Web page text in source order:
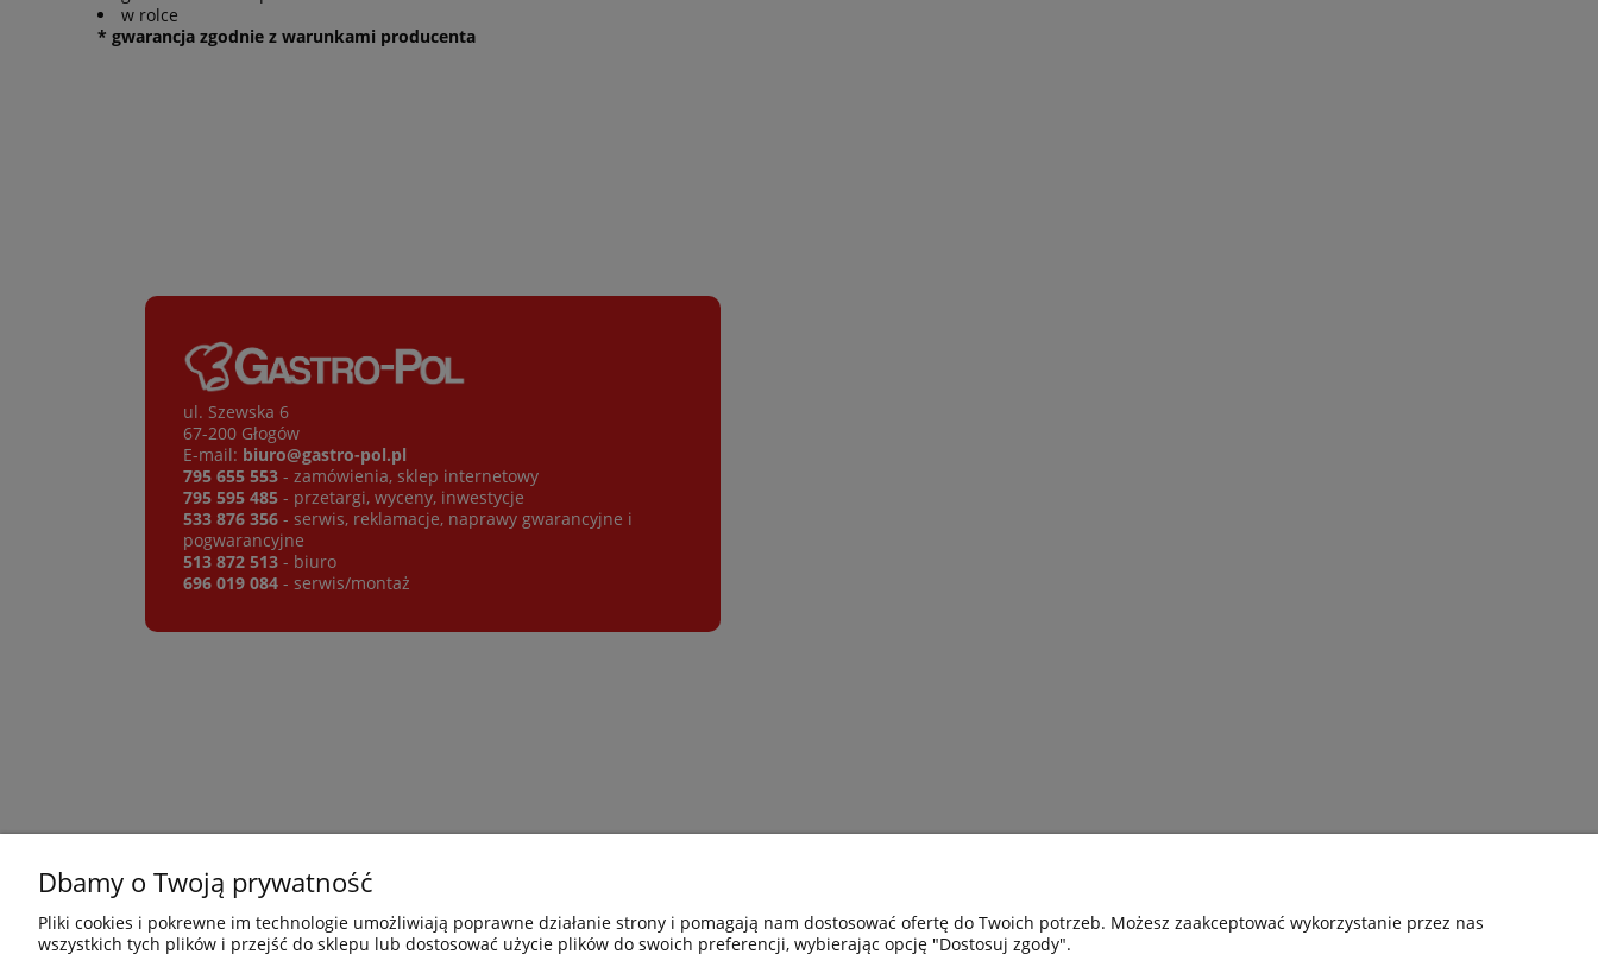
w rolce
* gwarancja zgodnie z warunkami producenta
ul. Szewska 6
67-200 Głogów
E-mail: biuro@gastro-pol.pl
795 655 553 - zamówienia, sklep internetowy
795 595 485 - przetargi, wyceny, inwestycje
533 876 356 - serwis, reklamacje, naprawy gwarancyjne i
pogwarancyjne
513 872 513 - biuro
696 019 084 - serwis/montaż
Dbamy o Twoją prywatność
Pliki cookies i pokrewne im technologie umożliwiają poprawne działanie strony i pomagają nam dostosować ofertę do Twoich potrzeb. Możesz zaakceptować wykorzystanie przez nas
wszystkich tych plików i przejść do sklepu lub dostosować użycie plików do swoich preferencji, wybierając opcję "Dostosuj zgody".